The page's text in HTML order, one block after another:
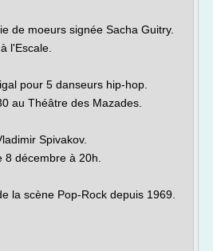
de moeurs signée Sacha Guitry.
l'Escale.
pour 5 danseurs hip-hop.
au Théâtre des Mazades.
Spivakov.
8 décembre à 20h.
la scène Pop-Rock depuis 1969.